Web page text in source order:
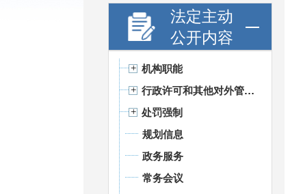
法定主动
公开内容
机构职能
行政许可和其他对外管理服务
处罚强制
规划信息
政务服务
常务会议